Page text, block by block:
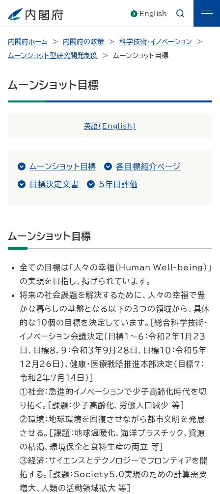
English
内閣府ホーム 内閣府の政策
科学技術・イノベーション
ムーンショット型研究開発制度
ムーンショット目標
ムーンショット目標
英語( English )
ムーンショット目標 各目標紹介ページ
目標決定文書 5年目評価
ムーンショット目標
全ての目標は「人々の幸福(Human Well-being)」
の実現を目指し、掲げられています。
将来の社会課題を解決するために、人々の幸福で豊
かな暮らしの基盤となる以下の３つの領域から、具体
的な10個の目標を決定しています。[総合科学技術・
イノベーション会議決定（目標１～６：令和２年１月２３
日、目標８，９：令和３年９月２８日、目標１０：令和５年
12月26日）、健康・医療戦略推進本部決定（目標７：
令和２年７月１４日）]
①社会：急進的イノベーションで少子高齢化時代を切
り拓く。[課題：少子高齢化、労働人口減少 等]
②環境：地球環境を回復させながら都市文明を発展
させる。[課題：地球温暖化、海洋プラスチック、資源
の枯渇、環境保全と食料生産の両立 等]
③経済：サイエンスとテクノロジーでフロンティアを開
拓する。[課題：Society5.0実現のための計算需要
増大、人類の活動領域拡大 等]